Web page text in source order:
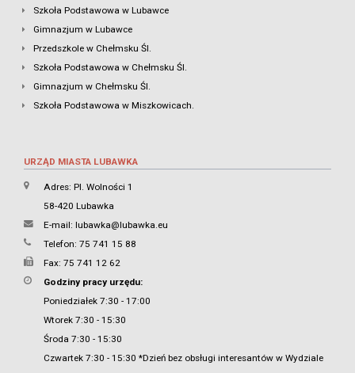
Szkoła Podstawowa w Lubawce
Gimnazjum w Lubawce
Przedszkole w Chełmsku Śl.
Szkoła Podstawowa w Chełmsku Śl.
Gimnazjum w Chełmsku Śl.
Szkoła Podstawowa w Miszkowicach.
URZĄD MIASTA LUBAWKA
Adres: Pl. Wolności 1
58-420 Lubawka
E-mail: lubawka@lubawka.eu
Telefon: 75 741 15 88
Fax: 75 741 12 62
Godziny pracy urzędu:
Poniedziałek 7:30 - 17:00
Wtorek 7:30 - 15:30
Środa 7:30 - 15:30
Czwartek 7:30 - 15:30 *Dzień bez obsługi interesantów w Wydziale